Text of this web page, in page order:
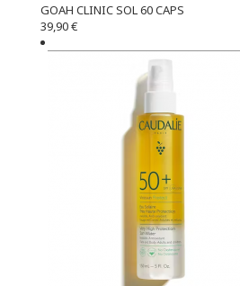
GOAH CLINIC SOL 60 CAPS
39,90 €